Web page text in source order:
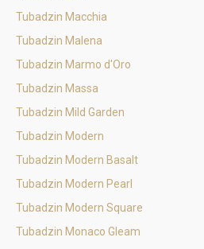
Tubadzin Macchia
Tubadzin Malena
Tubadzin Marmo d'Oro
Tubadzin Massa
Tubadzin Mild Garden
Tubadzin Modern
Tubadzin Modern Basalt
Tubadzin Modern Pearl
Tubadzin Modern Square
Tubadzin Monaco Gleam